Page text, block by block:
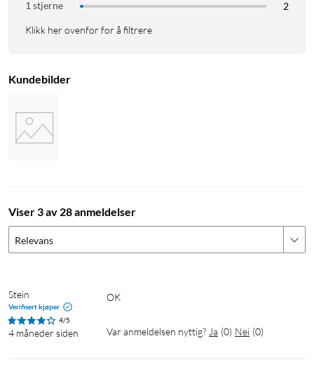
1 stjerne
2
Klikk her ovenfor for å filtrere
Kundebilder
Viser 3 av 28 anmeldelser
Relevans
Stein
Verifisert kjøper
4/5
4 måneder siden
OK
Var anmeldelsen nyttig? Ja (0) Nei (0)